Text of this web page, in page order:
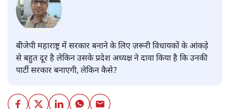
बीजेपी महाराष्ट्र में सरकार बनाने के लिए ज़रूरी विधायकों के आंकड़े
से बहुत दूर है लेकिन उसके प्रदेश अध्यक्ष ने दावा किया है कि उनकी
पार्टी सरकार बनाएगी, लेकिन कैसे?